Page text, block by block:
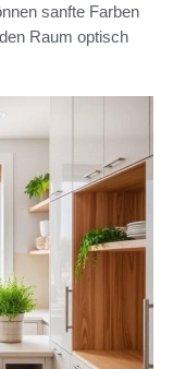
sanfte Farben
Raum optisch